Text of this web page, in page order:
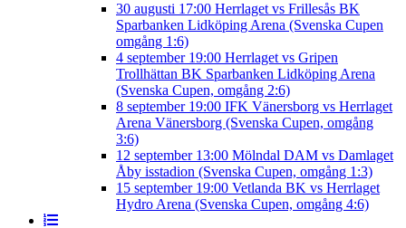
30 augusti 17:00 Herrlaget vs Frillesås BK
Sparbanken Lidköping Arena (Svenska Cupen
omgång 1:6)
4 september 19:00 Herrlaget vs Gripen
Trollhättan BK Sparbanken Lidköping Arena
(Svenska Cupen, omgång 2:6)
8 september 19:00 IFK Vänersborg vs Herrlaget
Arena Vänersborg (Svenska Cupen, omgång
3:6)
12 september 13:00 Mölndal DAM vs Damlaget
Åby isstadion (Svenska Cupen, omgång 1:3)
15 september 19:00 Vetlanda BK vs Herrlaget
Hydro Arena (Svenska Cupen, omgång 4:6)